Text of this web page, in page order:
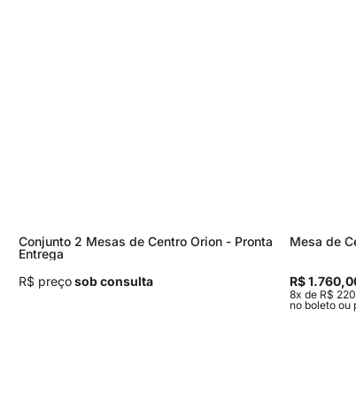
Conjunto 2 Mesas de Centro Orion - Pronta
Entrega
R$ preçosob consulta
Mesa de
R$
8x de R$
no boleto ou